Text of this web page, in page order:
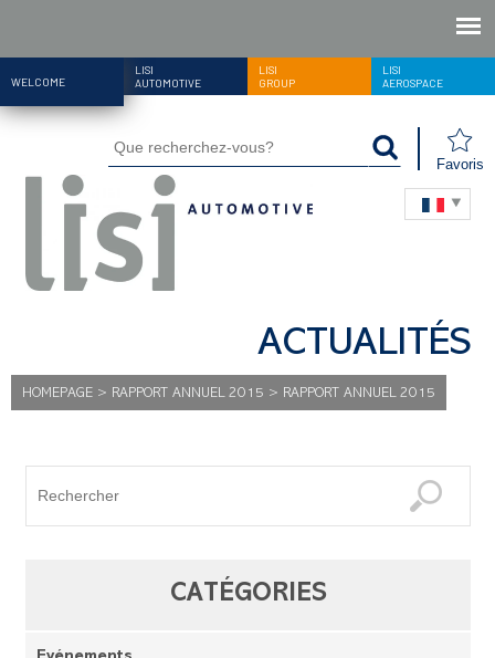
WELCOME
LISI
AUTOMOTIVE
LISI
GROUP
LISI
AEROSPACE
Favoris
ACTUALITÉS
HOMEPAGE > RAPPORT ANNUEL 2015 > RAPPORT ANNUEL 2015
CATÉGORIES